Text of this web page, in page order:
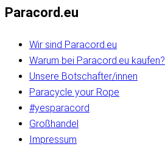
Paracord.eu
Wir sind Paracord.eu
Warum bei Paracord.eu kaufen?
Unsere Botschafter/innen
Paracycle your Rope
#yesparacord
Großhandel
Impressum